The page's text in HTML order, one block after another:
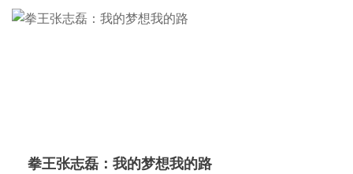
拳王张志磊：我的梦想我的路